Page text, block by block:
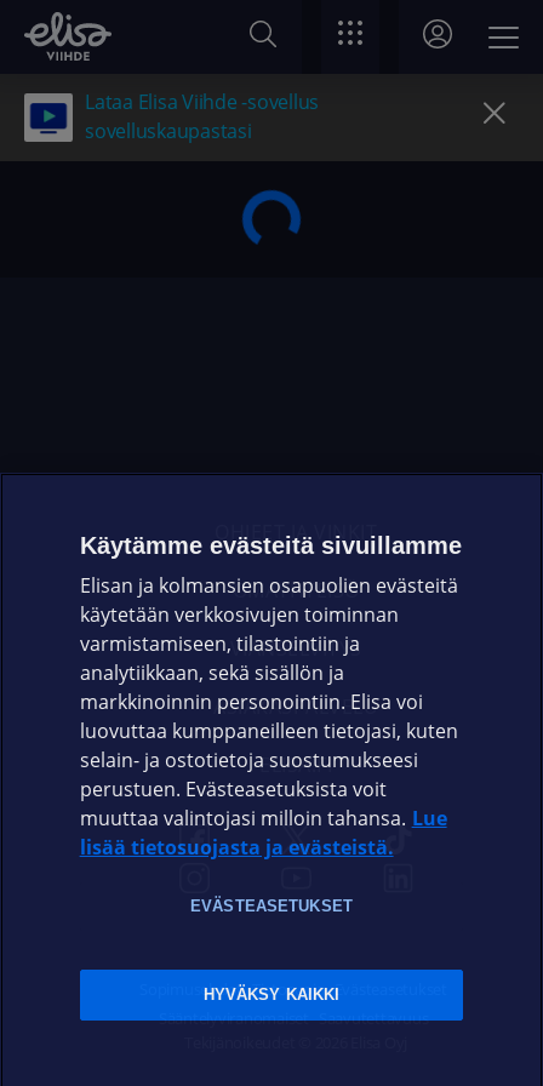
Lataa Elisa Viihde -sovellus
sovelluskaupastasi
OHJEET JA VINKIT
OMAYHTEISÖ
VIANSELVITYS
ASIAKASPALVELU
ELISA.FI
Sopimusehdot Tietosuoja Evästeasetukset
Sääntelyviranomaiset Saavutettavuus
Käytämme evästeitä sivuillamme
Elisan ja kolmansien osapuolien evästeitä
käytetään verkkosivujen toiminnan
varmistamiseen, tilastointiin ja
analytiikkaan, sekä sisällön ja
markkinoinnin personointiin. Elisa voi
luovuttaa kumppaneilleen tietojasi, kuten
selain- ja ostotietoja suostumukseesi
perustuen. Evästeasetuksista voit
muuttaa valintojasi milloin tahansa. Lue
lisää tietosuojasta ja evästeistä.
EVÄSTEASETUKSET
HYVÄKSY KAIKKI